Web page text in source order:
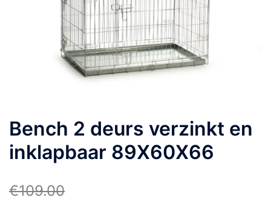
Bench 2 deurs verzinkt en
inklapbaar 89X60X66
€109.00